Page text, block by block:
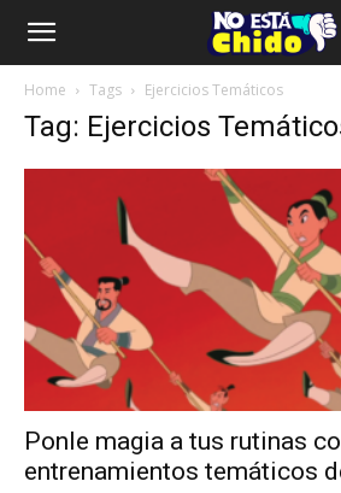
Home Tags Ejercicios Temáticos
Tag: Ejercicios
Ponle magia a tus rutinas
entrenamientos temáticos